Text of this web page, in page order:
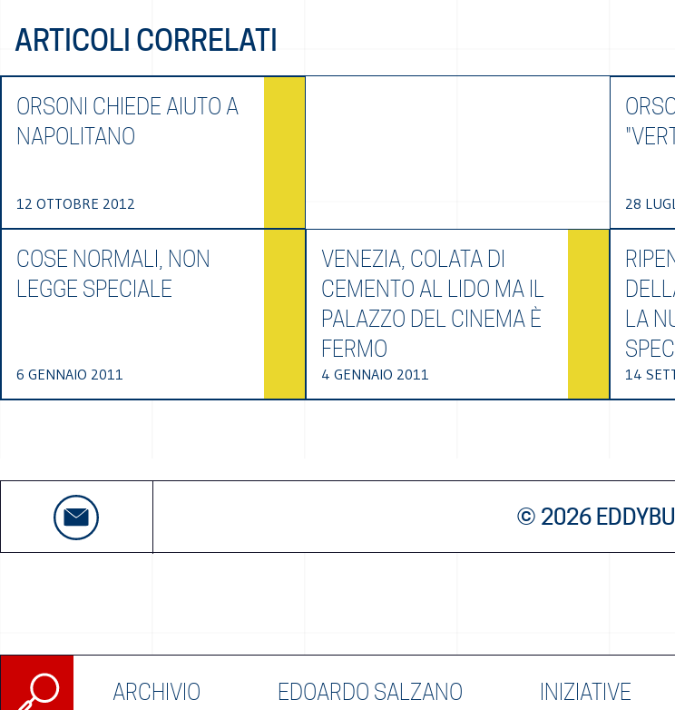
ARCHIVIO EDOARDO SALZANO INIZIATIVE
ARTICOLI CORRELATI
ORSONI CHIEDE AIUTO A
NAPOLITANO
12 OTTOBRE 2012 28
COSE NORMALI, NON
LEGGE SPECIALE
6 GENNAIO 2011
VENEZIA, COLATA DI
CEMENTO AL LIDO MA IL
PALAZZO DEL CINEMA È
FERMO
4 GENNAIO 2011
LA
14
© 2026